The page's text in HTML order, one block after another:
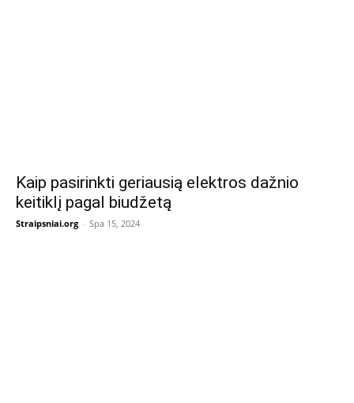
Kaip pasirinkti geriausią elektros dažnio
keitiklį pagal biudžetą
Straipsniai.org - Spa 15, 2024